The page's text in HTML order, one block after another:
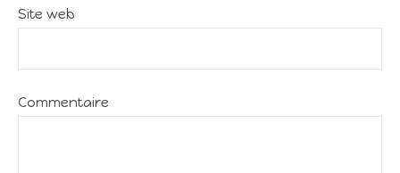
Site web
Commentaire